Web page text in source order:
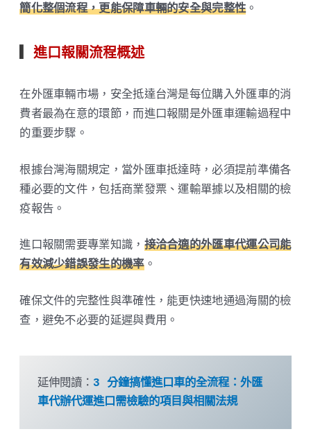
簡化整個流程，更能保障車輛的安全與完整性。
▎進口報關流程概述
在外匯車輛市場，安全抵達台灣是每位購入外匯車的消
費者最為在意的環節，而進口報關是外匯車運輸過程中
的重要步驟。
根據台灣海關規定，當外匯車抵達時，必須提前準備各
種必要的文件，包括商業發票、運輸單據以及相關的檢
疫報告。
進口報關需要專業知識， 接洽合適的外匯車代運公司能
有效減少錯誤發生的機率。
確保文件的完整性與準確性，能更快速地通過海關的檢
查，避免不必要的延遲與費用。
延伸閱讀： 3 分鐘搞懂進口車的全流程：外匯
車代辦代運進口需檢驗的項目與相關法規